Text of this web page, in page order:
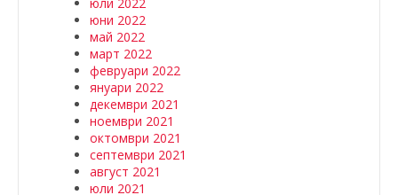
юни 2022
май 2022
март 2022
февруари 2022
януари 2022
декември 2021
ноември 2021
октомври 2021
септември 2021
август 2021
юли 2021